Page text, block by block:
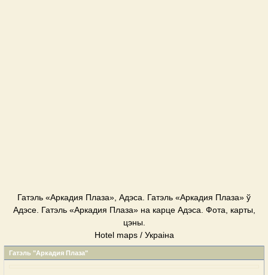
Гатэль «Аркадия Плаза», Адэса. Гатэль «Аркадия Плаза» ў
Адэсе. Гатэль «Аркадия Плаза» на карце Адэса. Фота, карты,
цэны.
Hotel maps / Украіна
Гатэль "Аркадия Плаза"